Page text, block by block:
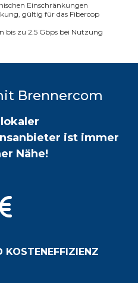
Einschränkungen
gültig für das Fibercop
bis zu 2.5 Gbps bei Nutzung
Brennercom
ist immer
Nähe!
KOSTENEFFIZIENZ